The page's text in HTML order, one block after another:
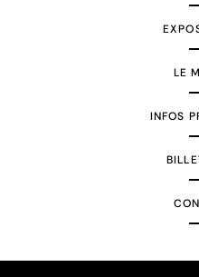
LE
INFOS